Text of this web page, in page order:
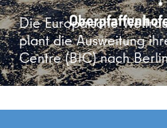
Die Europäische
plant die Ausweitung
Centre (BIC) nach